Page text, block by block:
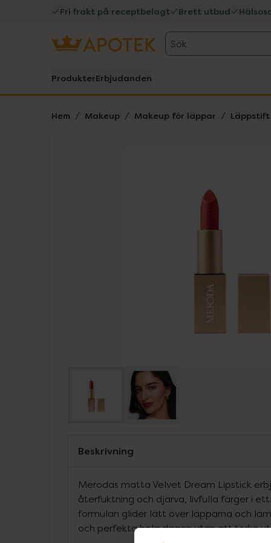
Fri frakt på receptbelagt Brett utbud
Sök
ProdukterErbjudanden
Hem Makeup Makeup för läppar Läppstift
Beskrivning
Merodas matta Velvet Dream Lipstick
återfuktning och djärva, livfulla färger i
formulan glider lätt över läpparna och
och perfekta hela dagen utan att torka